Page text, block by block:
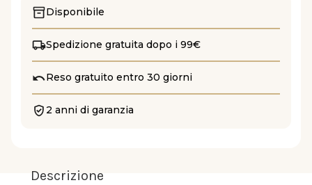
Disponibile
Spedizione gratuita dopo i 99€
Reso gratuito entro 30 giorni
2 anni di garanzia
Descrizione